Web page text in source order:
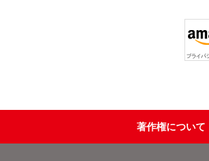
著作権について